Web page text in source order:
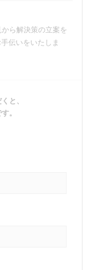
ら解決策の立案を
伝いをいたしま
と、
。